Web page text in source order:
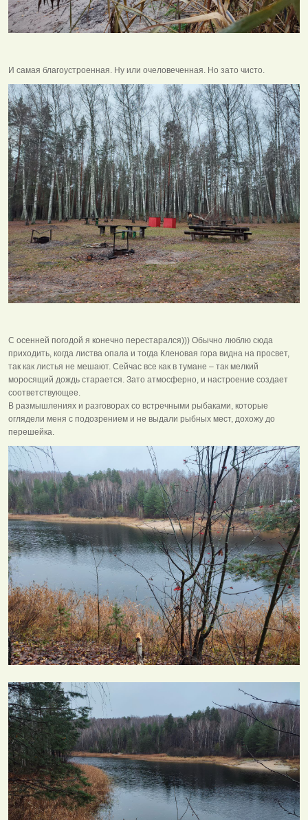
И самая благоустроенная. Ну или очеловеченная. Но зато чисто.
С осенней погодой я конечно перестарался))) Обычно люблю сюда
приходить, когда листва опала и тогда Кленовая гора видна на просвет,
так как листья не мешают. Сейчас все как в тумане – так мелкий
моросящий дождь старается. Зато атмосферно, и настроение создает
соответствующее.
В размышлениях и разговорах со встречными рыбаками, которые
оглядели меня с подозрением и не выдали рыбных мест, дохожу до
перешейка.